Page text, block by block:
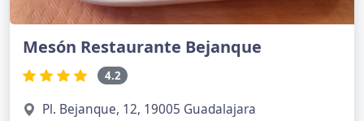
Mesón Restaurante Bejanque
4.2
Pl. Bejanque, 12, 19005 Guadalajara